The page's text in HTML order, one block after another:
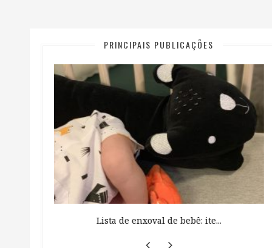
PRINCIPAIS PUBLICAÇÕES
Lista de enxoval de bebê: ite...